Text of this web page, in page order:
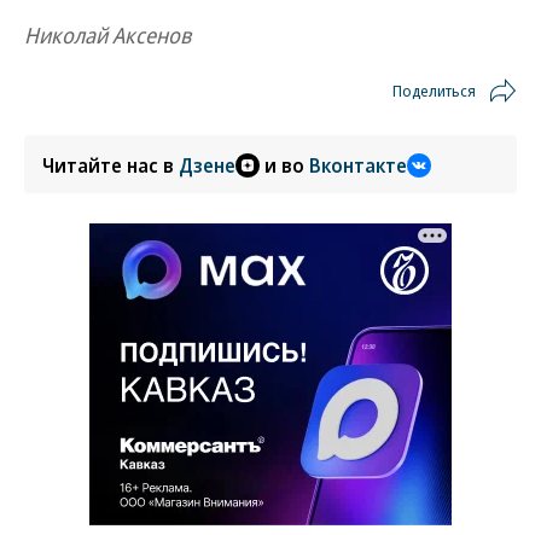
Николай Аксенов
Поделиться
Читайте нас в Дзене и во Вконтакте